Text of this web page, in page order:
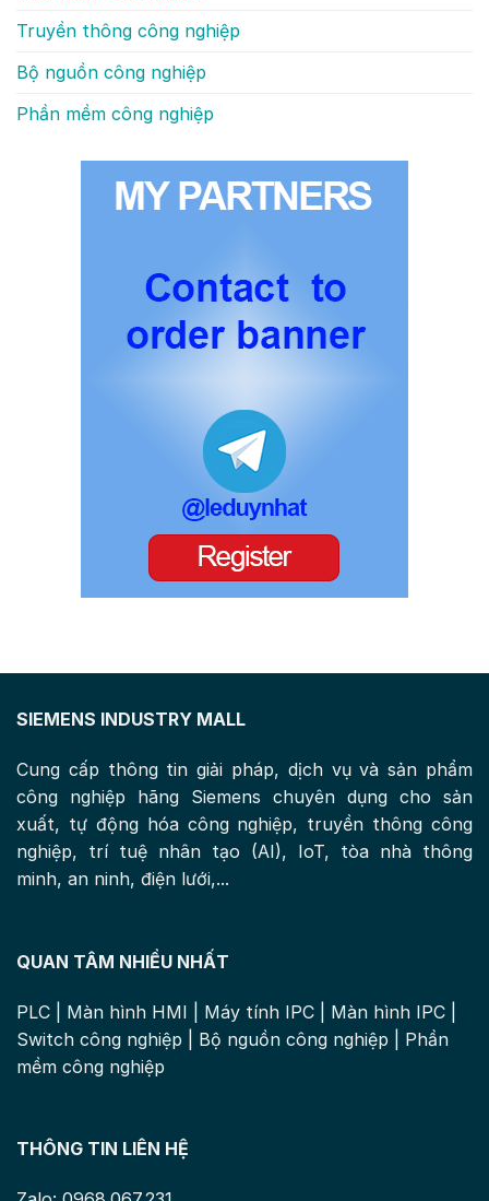
Truyền thông công nghiệp
Bộ nguồn công nghiệp
Phần mềm công nghiệp
SIEMENS INDUSTRY MALL
Cung cấp thông tin giải pháp, dịch vụ và sản phẩm
công nghiệp hãng Siemens chuyên dụng cho sản
xuất, tự động hóa công nghiệp, truyền thông công
nghiệp, trí tuệ nhân tạo (AI), IoT, tòa nhà thông
minh, an ninh, điện lưới,...
QUAN TÂM NHIỀU NHẤT
PLC Màn hình HMI Máy tính IPC Màn hình IPC
Switch công nghiệp
Bộ nguồn công nghiệp
Phần
mềm công nghiệp
THÔNG TIN LIÊN HỆ